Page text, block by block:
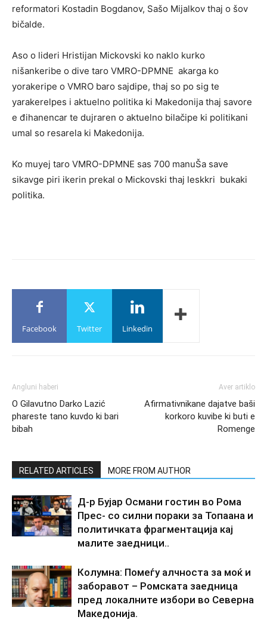
reformatori Kostadin Bogdanov, Sašo Mijalkov thaj o šov
bičalde.
Aso o lideri Hristijan Mickovski ko naklo kurko
nišankeribe o dive taro VMRO-DPMNE akarga ko
yorakeripe o VMRO baro sajdipe, thaj so po sig te
yarakerelpes i aktuelno politika ki Makedonija thaj savore
e đihanencar te dujraren o aktuelno bilačipe ki politikani
umal so resarela ki Makedonija.
Ko muyej taro VMRO-DPMNE sas 700 manuŠa save
sikavge piri ikerin prekal o Mickovski thaj leskkri bukaki
politika.
Facebook Twitter Linkedin
Angluni haberi
O Gilavutno Darko Lazić
phareste tano kuvdo ki bari
bibah
Aver artiklo
Afirmativnikane dajatve baši
korkoro kuvibe ki buti e
Romenge
RELATED ARTICLES MORE FROM AUTHOR
Д-р Бујар Османи гостин во Рома
Прес- со силни пораки за Топаана и
политичката фрагментација кај
малите заедници..
Колумна: Помеѓу алчноста за моќ и
заборавот – Ромската заедница
пред локалните избори во Северна
Македонија.